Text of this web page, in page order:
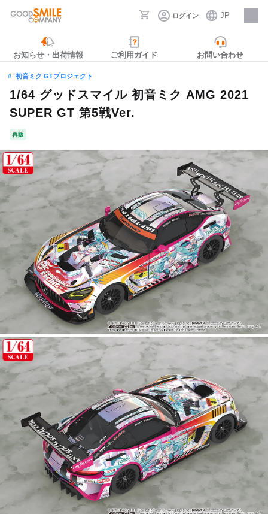
ログイン JP
採用情報
お知らせ・出荷情報 ご利用ガイド お問い合わせ
初音ミク GTプロジェクト
1/64 グッドスマイル 初音ミク AMG 2021
SUPER GT 第5戦Ver.
再販